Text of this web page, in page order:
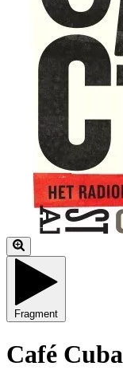
Fragment
Café Cuba